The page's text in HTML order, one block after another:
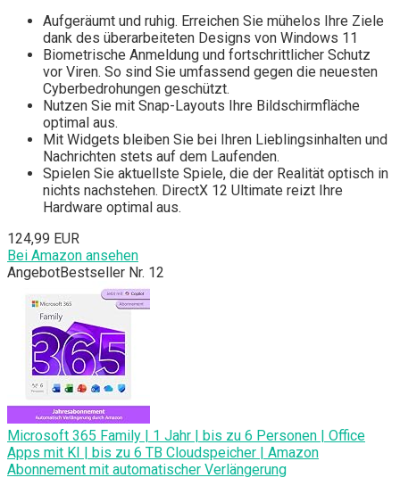
Aufgeräumt und ruhig. Erreichen Sie mühelos Ihre Ziele
dank des überarbeiteten Designs von Windows 11
Biometrische Anmeldung und fortschrittlicher Schutz
vor Viren. So sind Sie umfassend gegen die neuesten
Cyberbedrohungen geschützt.
Nutzen Sie mit Snap-Layouts Ihre Bildschirmfläche
optimal aus.
Mit Widgets bleiben Sie bei Ihren Lieblingsinhalten und
Nachrichten stets auf dem Laufenden.
Spielen Sie aktuellste Spiele, die der Realität optisch in
nichts nachstehen. DirectX 12 Ultimate reizt Ihre
Hardware optimal aus.
124,99 EUR
Bei Amazon ansehen
AngebotBestseller Nr. 12
Microsoft 365 Family | 1 Jahr | bis zu 6 Personen | Office
Apps mit KI | bis zu 6 TB Cloudspeicher | Amazon
Abonnement mit automatischer Verlängerung